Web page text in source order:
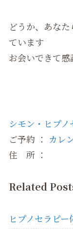
どうか、あな
ています
お会いできて感
シモン・ヒプノ
ご予約 ： カレ
住 所 ：
Related
ヒプノセラピー